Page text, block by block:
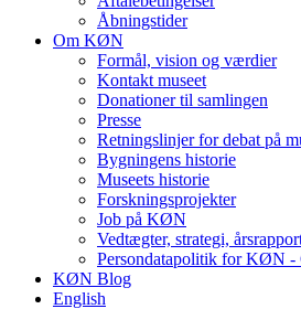
Åbningstider
Om KØN
Formål, vision og værdier
Kontakt museet
Donationer til samlingen
Presse
Retningslinjer for debat på
Bygningens historie
Museets historie
Forskningsprojekter
Job på KØN
Vedtægter, strategi,
Persondatapolitik for KØN -
KØN Blog
English